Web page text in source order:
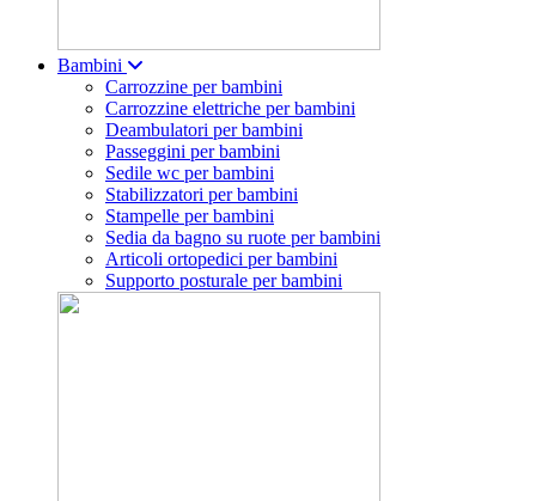
Bambini
Carrozzine per bambini
Carrozzine elettriche per bambini
Deambulatori per bambini
Passeggini per bambini
Sedile wc per bambini
Stabilizzatori per bambini
Stampelle per bambini
Sedia da bagno su ruote per bambini
Articoli ortopedici per bambini
Supporto posturale per bambini